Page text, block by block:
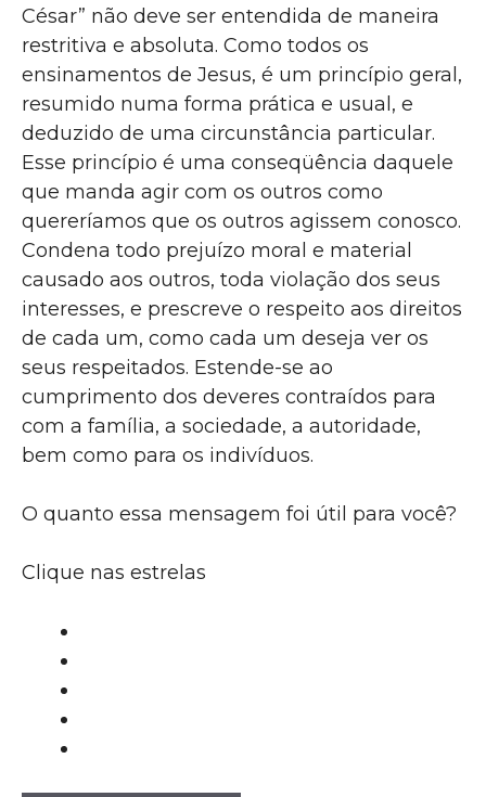
César” não deve ser entendida de maneira
restritiva e absoluta. Como todos os
ensinamentos de Jesus, é um princípio geral,
resumido numa forma prática e usual, e
deduzido de uma circunstância particular.
Esse princípio é uma conseqüência daquele
que manda agir com os outros como
quereríamos que os outros agissem conosco.
Condena todo prejuízo moral e material
causado aos outros, toda violação dos seus
interesses, e prescreve o respeito aos direitos
de cada um, como cada um deseja ver os
seus respeitados. Estende-se ao
cumprimento dos deveres contraídos para
com a família, a sociedade, a autoridade,
bem como para os indivíduos.
O quanto essa mensagem foi útil para você?
Clique nas estrelas